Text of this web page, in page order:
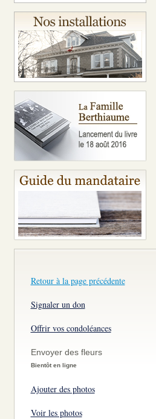
Retour à la page précédente
Signaler un don
Offrir vos condoléances
Envoyer des fleurs
Bientôt en ligne
Ajouter des photos
Voir les photos